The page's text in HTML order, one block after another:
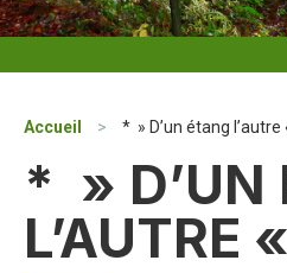
Accueil > * » D’un étang l’autre
* » D’UN
L’AUTRE «